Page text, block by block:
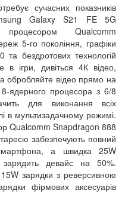
сучасних показників
Galaxy S21 FE 5G
Qualcomm
5-го покоління, графіки
та бездротових технологій
ігри, дивіться 4К відео,
обробляйте відео прямо на
ядерного процесора з 6/8
для виконання всіх
в мультизадачному режимі.
Qualcomm Snapdragon 888
забезпечують повний
а швидка 25W
девайс на 50%.
зарядки з реверсивною
фірмових аксесуарів